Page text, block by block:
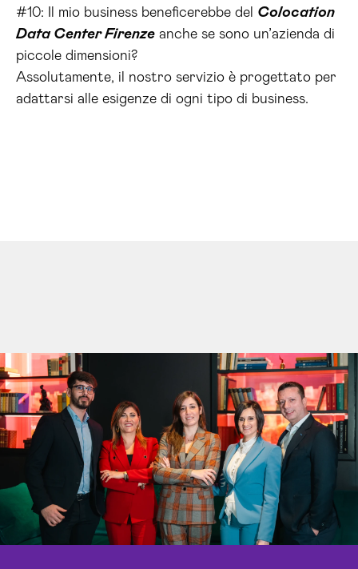
#10: Il mio business beneficerebbe del Colocation
Data Center Firenze anche se sono un’azienda di
piccole dimensioni?
Assolutamente, il nostro servizio è progettato per
adattarsi alle esigenze di ogni tipo di business.